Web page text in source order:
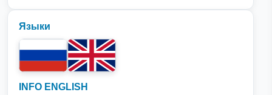
Языки
INFO ENGLISH